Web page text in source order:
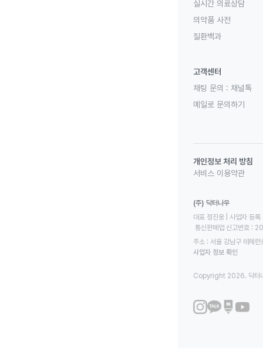
실시간 의료상담
의약품 사전
질환백과
고객센터
채팅 문의 : 채널톡
메일로 문의하기
개인정보 처리 방침
서비스 이용약관
(주) 닥터나우
대표 정진웅 | 사업자
통신판매업 신고번호
주소 : 서울 강남구 테헤
사업자 정보 확인
Copyright 2026. 닥터